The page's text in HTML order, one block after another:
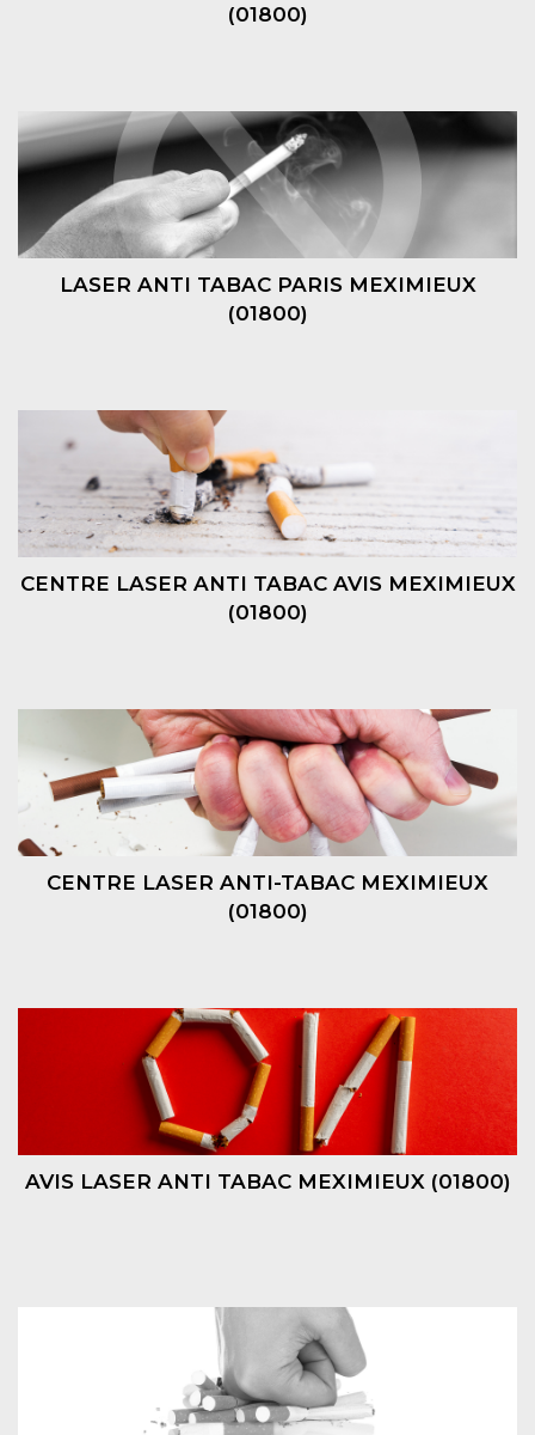
(01800)
LASER ANTI TABAC PARIS MEXIMIEUX
(01800)
CENTRE LASER ANTI TABAC AVIS MEXIMIEUX
(01800)
CENTRE LASER ANTI-TABAC MEXIMIEUX
(01800)
AVIS LASER ANTI TABAC MEXIMIEUX (01800)